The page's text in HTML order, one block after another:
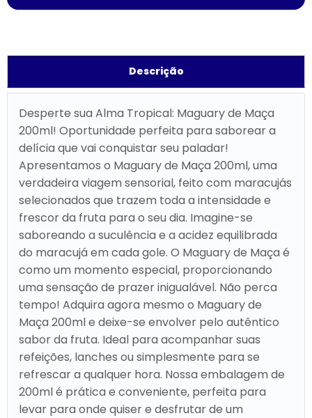
Descrição
Desperte sua Alma Tropical: Maguary de Maça
200ml! Oportunidade perfeita para saborear a
delícia que vai conquistar seu paladar!
Apresentamos o Maguary de Maça 200ml, uma
verdadeira viagem sensorial, feito com maracujás
selecionados que trazem toda a intensidade e
frescor da fruta para o seu dia. Imagine-se
saboreando a suculência e a acidez equilibrada
do maracujá em cada gole. O Maguary de Maça é
como um momento especial, proporcionando
uma sensação de prazer inigualável. Não perca
tempo! Adquira agora mesmo o Maguary de
Maça 200ml e deixe-se envolver pelo autêntico
sabor da fruta. Ideal para acompanhar suas
refeições, lanches ou simplesmente para se
refrescar a qualquer hora. Nossa embalagem de
200ml é prática e conveniente, perfeita para
levar para onde quiser e desfrutar de um